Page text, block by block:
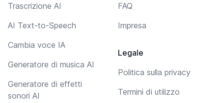
Trascrizione AI
AI Text-to-Speech
Cambia voce IA
Generatore di musica AI
Generatore di effetti
sonori AI
FAQ
Impresa
Legale
Politica sulla privacy
Termini di utilizzo